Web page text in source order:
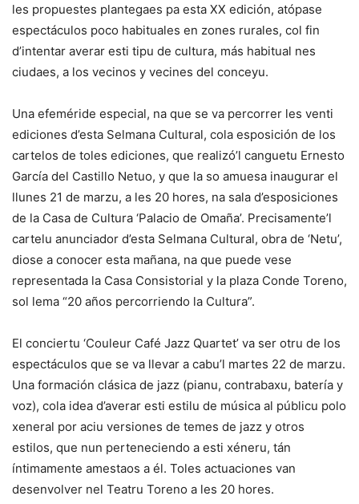
les propuestes plantegaes pa esta XX edición, atópase
espectáculos poco habituales en zones rurales, col fin
d’intentar averar esti tipu de cultura, más habitual nes
ciudaes, a los vecinos y vecines del conceyu.
Una efeméride especial, na que se va percorrer les venti
ediciones d’esta Selmana Cultural, cola esposición de los
cartelos de toles ediciones, que realizó’l canguetu Ernesto
García del Castillo Netuo, y que la so amuesa inaugurar el
llunes 21 de marzu, a les 20 hores, na sala d’esposiciones
de la Casa de Cultura ‘Palacio de Omaña’. Precisamente’l
cartelu anunciador d’esta Selmana Cultural, obra de ‘Netu’,
diose a conocer esta mañana, na que puede vese
representada la Casa Consistorial y la plaza Conde Toreno,
sol lema “20 años percorriendo la Cultura”.
El conciertu ‘Couleur Café Jazz Quartet’ va ser otru de los
espectáculos que se va llevar a cabu’l martes 22 de marzu.
Una formación clásica de jazz (pianu, contrabaxu, batería y
voz), cola idea d’averar esti estilu de música al públicu polo
xeneral por aciu versiones de temes de jazz y otros
estilos, que nun perteneciendo a esti xéneru, tán
íntimamente amestaos a él. Toles actuaciones van
desenvolver nel Teatru Toreno a les 20 hores.